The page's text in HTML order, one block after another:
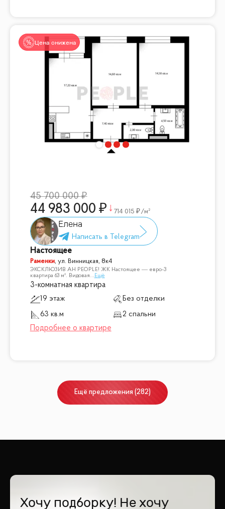
Цена снижена
45 700 000
44 983 000 714 015 /м²
Елена
Настоящее
Раменки, ул. Винницкая, 8к4
ЭКСКЛЮЗИВ АН PEOPLE! ЖК Настоящее — евро-3
квартира 63 м². Видовая... Ещё
3-комнатная квартира
19 этаж
Без отделки
63 кв.м
2 спальни
Ещё предложения (282)
Хочу подборку! Не хочу